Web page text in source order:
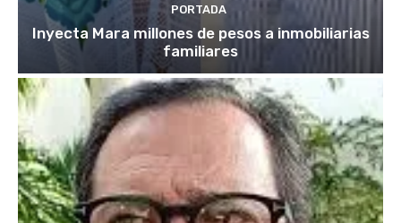
PORTADA
Inyecta Mara millones de pesos a inmobiliarias
familiares